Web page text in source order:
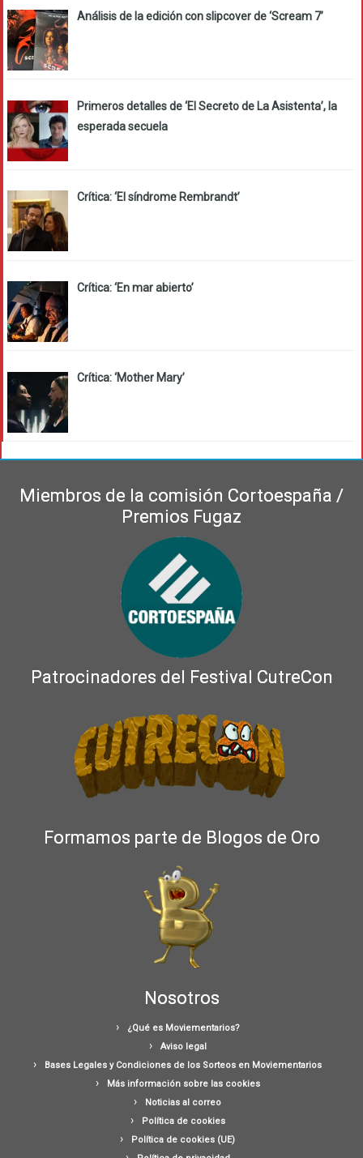
Análisis de la edición con slipcover de ‘Scream 7’
Primeros detalles de ‘El Secreto de La Asistenta’, la
esperada secuela
Crítica: ‘El síndrome Rembrandt’
Crítica: ‘En mar abierto’
Crítica: ‘Mother Mary’
Miembros de la comisión Cortoespaña /
Premios Fugaz
Patrocinadores del Festival CutreCon
Formamos parte de Blogos de Oro
Nosotros
¿Qué es Moviementarios?
Aviso legal
Bases Legales y Condiciones de los Sorteos en Moviementarios
Más información sobre las cookies
Noticias al correo
Política de cookies
Política de cookies (UE)